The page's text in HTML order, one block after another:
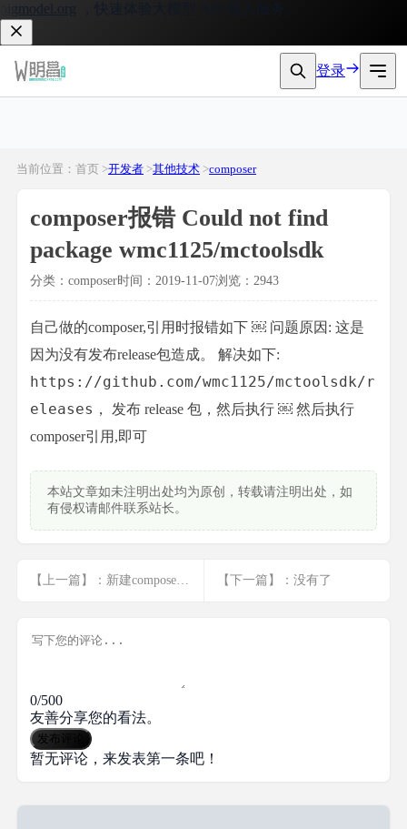
登录
当前位置：首页 >开发者 >其他技术 >composer
composer报错 Could not find
package wmc1125/mctoolsdk
分类：composer时间：2019-11-07浏览：2943
自己做的composer,引用时报错如下 ￼ 问题原因: 这是
因为没有发布release包造成。 解决如下:
https://github.com/wmc1125/mctoolsdk/r
eleases ， 发布 release 包，然后执行 ￼ 然后执行
composer引用,即可
本站文章如未注明出处均为原创，转载请注明出处，如
有侵权请邮件联系站长。
【上一篇】：新建composer包(命令注释) 【下一篇】：没有了
0/500
友善分享您的看法。
发布评论
暂无评论，来发表第一条吧！